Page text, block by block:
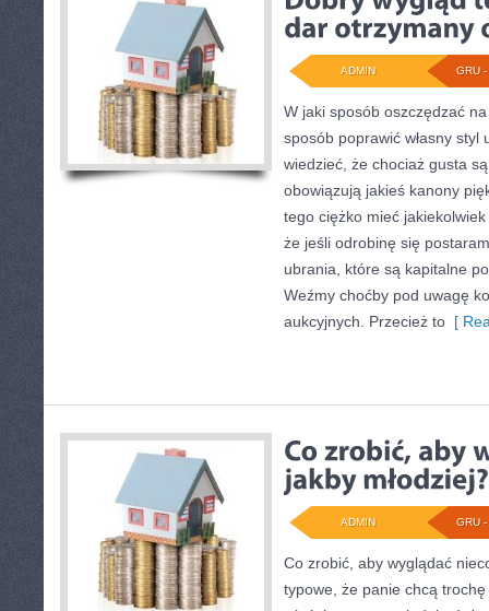
GRU
ADMIN
W jaki sposób oszczędzać
sposób poprawić własny styl
wiedzieć, że chociaż gusta
obowiązują jakieś kanony
tego ciężko mieć
że jeśli odrobinę się
ubrania, które są kapitalne
Weźmy choćby pod uwagę
aukcyjnych. Przecież to [
GRU
ADMIN
Co zrobić, aby wyglądać
typowe, że panie chcą